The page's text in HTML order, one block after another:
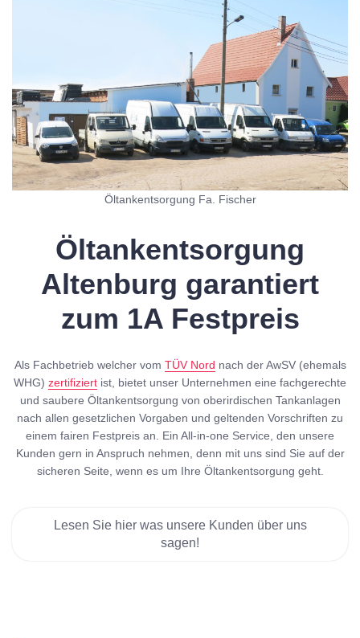
Öltankentsorgung Fa. Fischer
Öltankentsorgung
Altenburg garantiert
zum 1A Festpreis
Als Fachbetrieb welcher vom TÜV Nord nach der AwSV (ehemals
WHG) zertifiziert ist, bietet unser Unternehmen eine fachgerechte
und saubere Öltankentsorgung von oberirdischen Tankanlagen
nach allen gesetzlichen Vorgaben und geltenden Vorschriften zu
einem fairen Festpreis an. Ein All-in-one Service, den unsere
Kunden gern in Anspruch nehmen, denn mit uns sind Sie auf der
sicheren Seite, wenn es um Ihre Öltankentsorgung geht.
Lesen Sie hier was unsere Kunden über uns
sagen!